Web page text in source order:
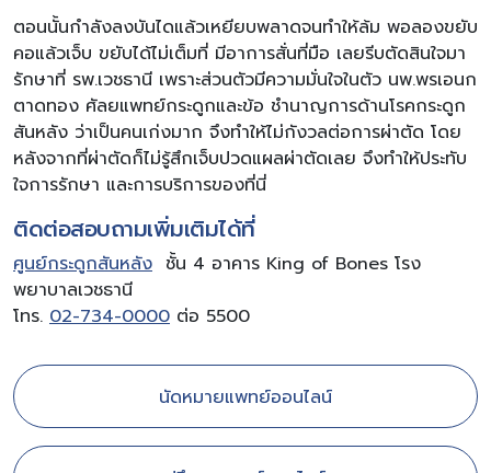
ตอนนั้นกำลังลงบันไดแล้วเหยียบพลาดจนทำให้ล้ม พอลองขยับ
คอแล้วเจ็บ ขยับได้ไม่เต็มที่ มีอาการสั่นที่มือ เลยรีบตัดสินใจมา
รักษาที่ รพ.เวชธานี เพราะส่วนตัวมีความมั่นใจในตัว นพ.พรเอนก
ตาดทอง ศัลยแพทย์กระดูกและข้อ ชำนาญการด้านโรคกระดูก
สันหลัง ว่าเป็นคนเก่งมาก จึงทำให้ไม่กังวลต่อการผ่าตัด โดย
หลังจากที่ผ่าตัดก็ไม่รู้สึกเจ็บปวดแผลผ่าตัดเลย จึงทำให้ประทับ
ใจการรักษา และการบริการของที่นี่
ติดต่อสอบถามเพิ่มเติมได้ที่
ศูนย์กระดูกสันหลัง ชั้น 4 อาคาร King of Bones โรง
พยาบาลเวชธานี
โทร. 02-734-0000 ต่อ 5500
นัดหมายแพทย์ออนไลน์